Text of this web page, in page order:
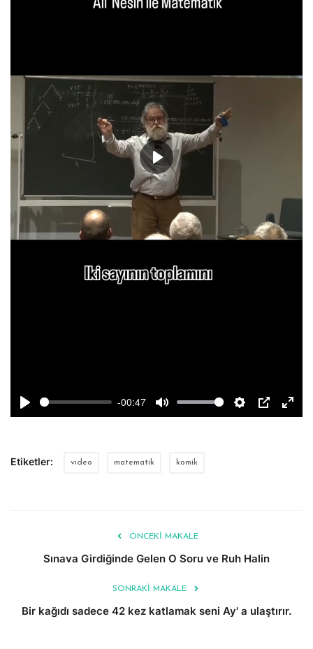
VİDEO
YAŞAM
Gallery
Dil
Turkish
Play
-00:47
Mute
Settings
PIP
Enter
Play
Etiketler: video matematik komik
ÖNCEKI MAKALE
Sınava Girdiğinde Gelen O Soru ve Ruh Halin
SONRAKI MAKALE
Bir kağıdı sadece 42 kez katlamak seni Ay' a ulaştırır.